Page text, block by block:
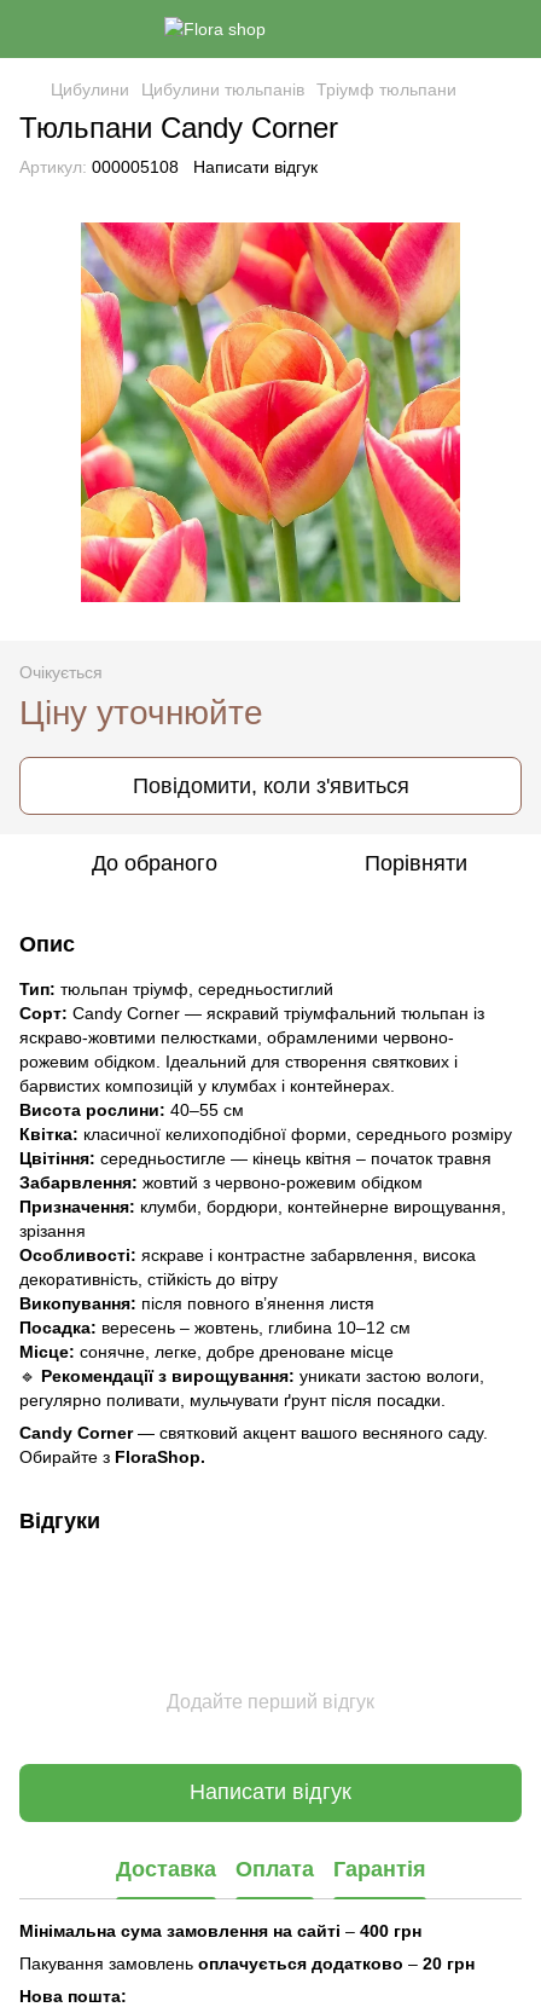
Цибулини Цибулини тюльпанів Тріумф тюльпани
Тюльпани Candy Corner
Артикул: 000005108 Написати відгук
Очікується
Ціну уточнюйте
Повідомити, коли з'явиться
До обраного Порівняти
Опис
Тип: тюльпан тріумф, середньостиглий
Сорт: Candy Corner — яскравий тріумфальний тюльпан із
яскраво-жовтими пелюстками, обрамленими червоно-
рожевим обідком. Ідеальний для створення святкових і
барвистих композицій у клумбах і контейнерах.
Висота рослини: 40–55 см
Квітка: класичної келихоподібної форми, середнього розміру
Цвітіння: середньостигле — кінець квітня – початок травня
Забарвлення: жовтий з червоно-рожевим обідком
Призначення: клумби, бордюри, контейнерне вирощування,
зрізання
Особливості: яскраве і контрастне забарвлення, висока
декоративність, стійкість до вітру
Викопування: після повного в’янення листя
Посадка: вересень – жовтень, глибина 10–12 см
Місце: сонячне, легке, добре дреноване місце
🔹 Рекомендації з вирощування: уникати застою вологи,
регулярно поливати, мульчувати ґрунт після посадки.
Candy Corner— святковий акцент вашого весняного саду.
Обирайте з FloraShop.
Відгуки
Додайте перший відгук
Написати відгук
Доставка Оплата Гарантія
Мінімальна сума замовлення на сайті – 400 грн
Пакування замовлень оплачується додатково – 20 грн
Нова пошта: